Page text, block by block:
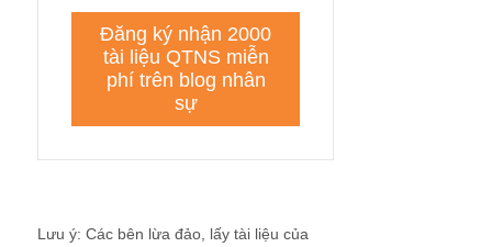
Lưu ý: Các bên lừa đảo, lấy tài liệu của